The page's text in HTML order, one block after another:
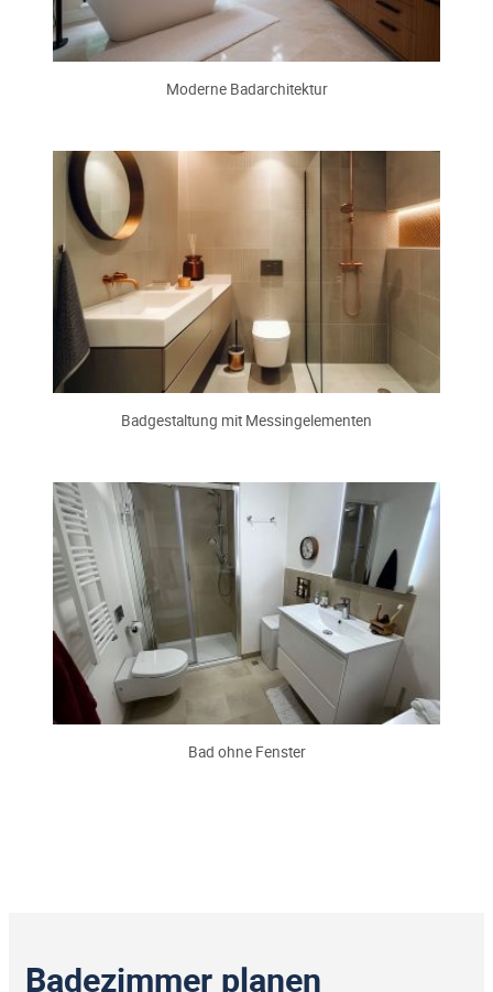
Moderne Badarchitektur
Badgestaltung mit Messingelementen
Bad ohne Fenster
Badezimmer planen